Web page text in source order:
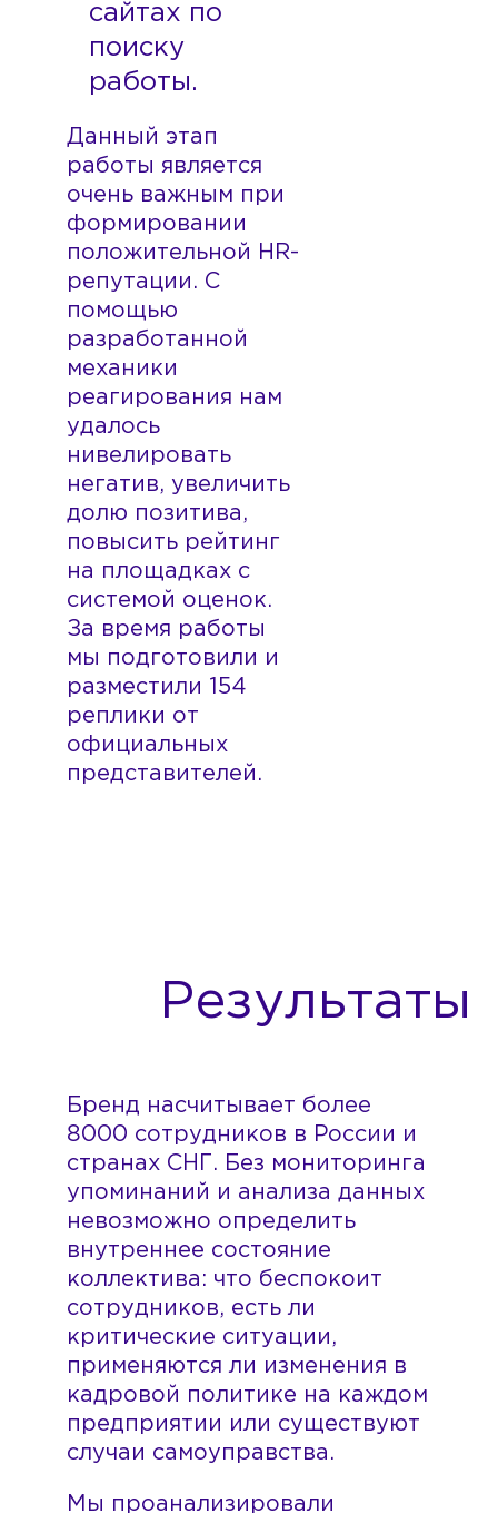
сайтах по
поиску
работы.
Данный этап
работы является
очень важным при
формировании
положительной HR-
репутации. С
помощью
разработанной
механики
реагирования нам
удалось
нивелировать
негатив, увеличить
долю позитива,
повысить рейтинг
на площадках с
системой оценок.
За время работы
мы подготовили и
разместили 154
реплики от
официальных
представителей.
Результаты
Бренд насчитывает более
8000 сотрудников в России и
странах СНГ. Без мониторинга
упоминаний и анализа данных
невозможно определить
внутреннее состояние
коллектива: что беспокоит
сотрудников, есть ли
критические ситуации,
применяются ли изменения в
кадровой политике на каждом
предприятии или существуют
случаи самоуправства.
Мы проанализировали